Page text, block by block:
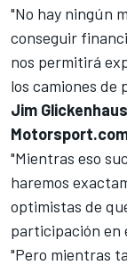
"No hay ningún
conseguir
nos permitirá
los camiones de
Jim Glickenhaus
"Mientras eso
haremos
optimistas de
participación en
"Pero mientras